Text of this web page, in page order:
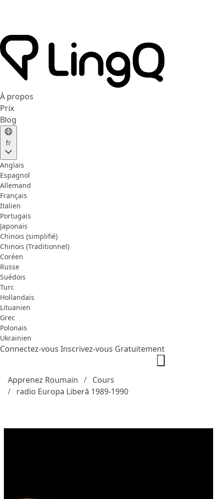
À propos
Prix
Blog
fr
Anglais
Espagnol
Allemand
Français
Italien
Portugais
Japonais
Chinois (simplifié)
Chinois (Traditionnel)
Coréen
Russe
Suédois
Turc
Hollandais
Lituanien
Grec
Polonais
Ukrainien
Connectez-vous Inscrivez-vous Gratuitement
Apprenez Roumain
Cours
radio Europa Liberă 1989-1990